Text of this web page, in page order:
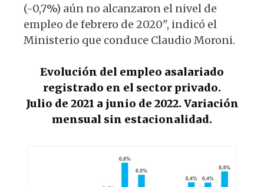
(-0,7%) aún no alcanzaron el nivel de
empleo de febrero de 2020", indicó el
Ministerio que conduce Claudio Moroni.
Evolución del empleo asalariado
registrado en el sector privado.
Julio de 2021 a junio de 2022. Variación
mensual sin estacionalidad.